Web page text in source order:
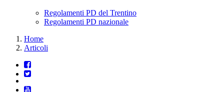
Regolamenti PD del Trentino
Regolamenti PD nazionale
Home
Articoli